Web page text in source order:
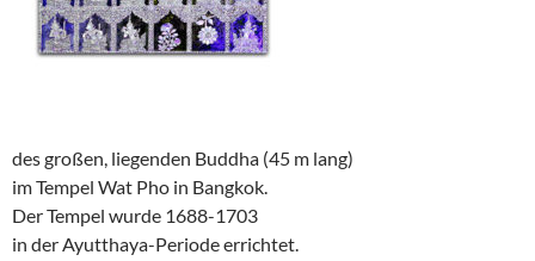
des großen, liegenden Buddha (45 m lang)
im Tempel Wat Pho in Bangkok.
Der Tempel wurde 1688-1703
in der Ayutthaya-Periode errichtet.